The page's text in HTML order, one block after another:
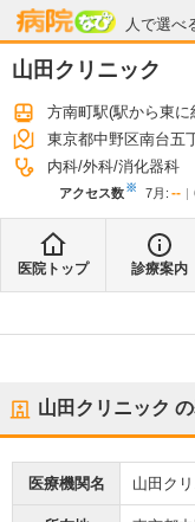
人で選べ
病院なび
山田クリニック
方南町駅(駅から東に
東京都中野区南台五
内科 外科 消化器科
アクセス数※ 7月 : --
医院トップ 診療案内
山田クリニック
医療機関名 山田ク